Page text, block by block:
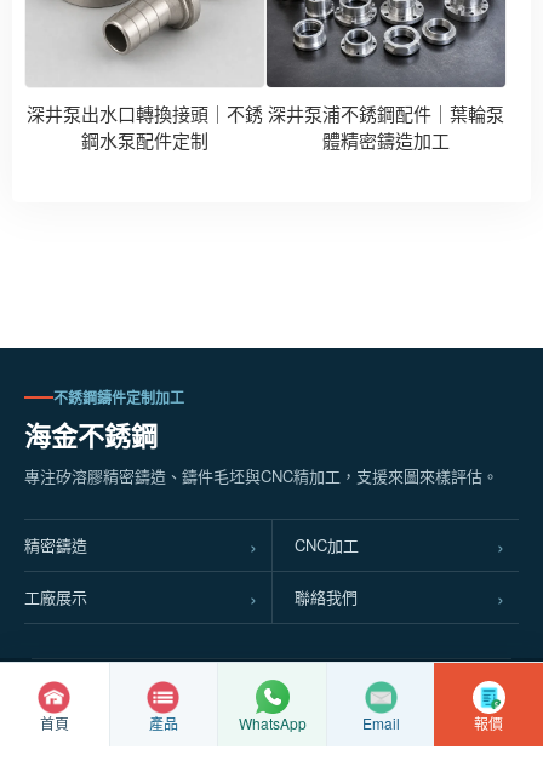
深井泵出水口轉換接頭｜不銹
鋼水泵配件定制
深井泵浦不銹鋼配件｜葉輪泵
體精密鑄造加工
不銹鋼鑄件定制加工
海金不銹鋼
專注矽溶膠精密鑄造、鑄件毛坯與CNC精加工，支援來圖來樣評估。
精密鑄造 CNC加工
工廠展示 聯絡我們
© Copyright
2026 興化市海金不銹鋼製品廠
蘇ICP備2022016063號
首頁 產品 Email
WhatsApp 報價